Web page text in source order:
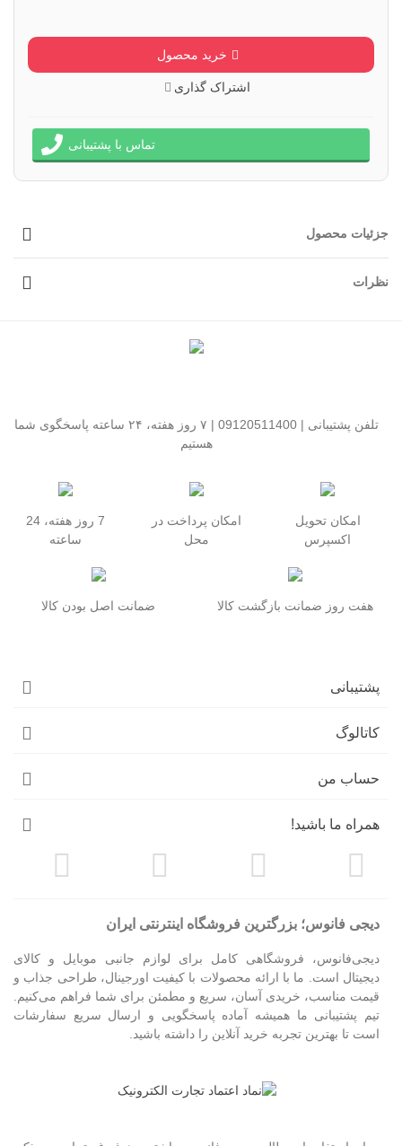
خرید محصول
اشتراک گذاری
تماس با پشتیبانی
جزئیات محصول
نظرات
تلفن پشتیبانی | 09120511400 | ۷ روز هفته، ۲۴ ساعته پاسخگوی شما
هستیم
امکان تحویل
اکسپرس
امکان پرداخت در
محل
7 روز هفته، 24
ساعته
هفت روز ضمانت بازگشت کالا ضمانت اصل بودن کالا
پشتیبانی
کاتالوگ
حساب من
همراه ما باشید!
دیجی فانوس؛ بزرگترین فروشگاه اینترنتی ایران
دیجی‌فانوس، فروشگاهی کامل برای لوازم جانبی موبایل و کالای
دیجیتال است. ما با ارائه محصولات با کیفیت اورجینال، طراحی جذاب و
قیمت مناسب، خریدی آسان، سریع و مطمئن برای شما فراهم می‌کنیم.
تیم پشتیبانی ما همیشه آماده پاسخگویی و ارسال سریع سفارشات
است تا بهترین تجربه خرید آنلاین را داشته باشید.